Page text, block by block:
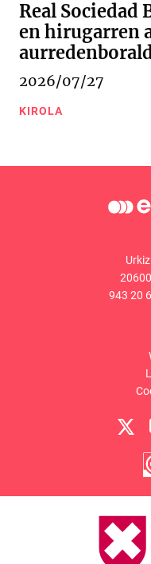
Real Sociedad
en hirugarren
2026/07/27
KIROLA
943 20